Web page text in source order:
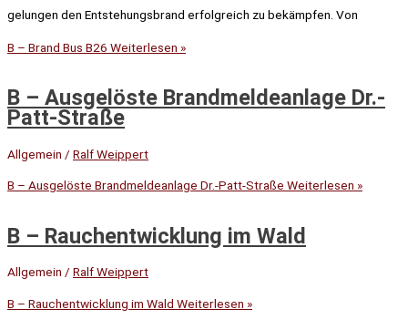
gelungen den Entstehungsbrand erfolgreich zu bekämpfen. Von
B – Brand Bus B26 Weiterlesen »
B – Ausgelöste Brandmeldeanlage Dr.-
Patt-Straße
Allgemein / Ralf Weippert
B – Ausgelöste Brandmeldeanlage Dr.-Patt-Straße Weiterlesen »
B – Rauchentwicklung im Wald
Allgemein / Ralf Weippert
B – Rauchentwicklung im Wald Weiterlesen »